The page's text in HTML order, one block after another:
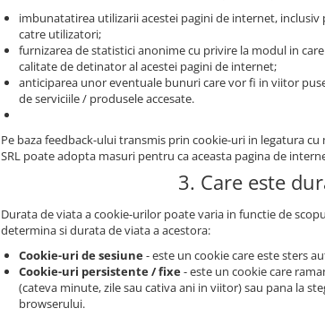
imbunatatirea utilizarii acestei pagini de internet,
catre utilizatori;
furnizarea de statistici anonime cu privire la modul in care
calitate de detinator al acestei pagini de internet;
anticiparea unor eventuale bunuri care vor fi in viitor
de serviciile / produsele accesate.
Pe baza feedback-ului transmis prin cookie-uri in legatura cu
SRL poate adopta masuri pentru ca aceasta pagina de
3. Care este
Durata de viata a cookie-urilor poate varia in functie de
determina si durata de viata a acestora:
Cookie-uri de sesiune- este un cookie care este sters
Cookie-uri persistente / fixe- este un cookie care
(cateva minute, zile sau cativa ani in viitor) sau pana la
browserului.